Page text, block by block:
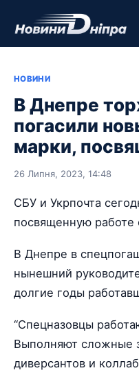
НОВИНИ
В Днепре
погасили
марки,
26 Липня, 2023, 14:48
СБУ и Укрпочта
посвященную
В Днепре в
нынешний
долгие годы
“Спецназовцы
Выполняют сложные
диверсантов и